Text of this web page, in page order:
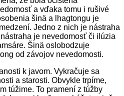
a vďaka tomu i rušivé
šinä a lhagtongu je
Jedno z nich je nástraha
je nevedomosť či ilúzia
Šinä oslobodzuje
od závojov nevedomosti.
k javom. Vykračuje sa
a starosti. Obvykle trpíme,
túžime. To pramení z túžby